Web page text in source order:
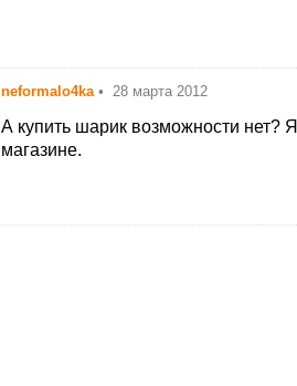
neformalo4ka • 28 марта 2012
А купить шарик возможности нет?
магазине.